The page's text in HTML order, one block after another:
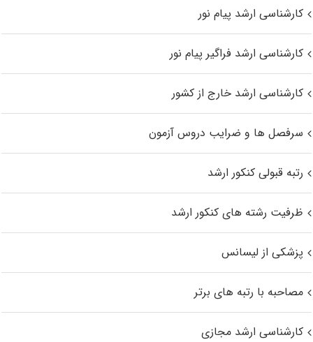
کارشناسی ارشد پیام نور
کارشناسی ارشد فراگیر پیام نور
کارشناسی ارشد خارج از کشور
سرفصل ها و ضرایب دروس آزمون
رتبه قبولی کنکور ارشد
ظرفیت رشته های کنکور ارشد
پزشکی از لیسانس
مصاحبه با رتبه های برتر
کارشناسی ارشد مجازی